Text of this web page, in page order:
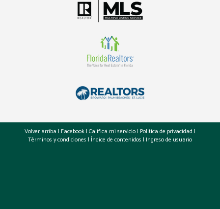
Volver arriba | Facebook | Califica mi servicio | Política de privacidad |
Términos y condiciones | Índice de contenidos | Ingreso de usuario